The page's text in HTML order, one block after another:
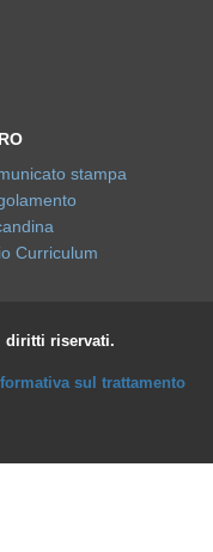
stampa
Curriculum
diritti riservati.
sul trattamento